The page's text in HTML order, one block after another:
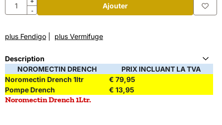
-
Ajouter
plus Fendigo plus Vermifuge
Description
NOROMECTIN DRENCH
PRIX INCLUANT LA TVA
Noromectin Drench 1ltr
€ 79,95
Pompe Drench
€ 13,95
Noromectin Drench 1Ltr.